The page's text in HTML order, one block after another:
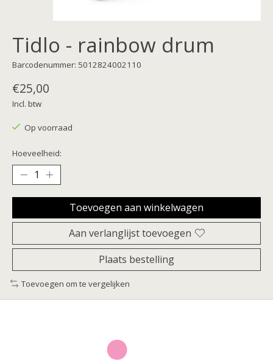
Tidlo - rainbow drum
Barcodenummer: 5012824002110
€25,00
Incl. btw
Op voorraad
Hoeveelheid:
Toevoegen aan winkelwagen
Aan verlanglijst toevoegen
Plaats bestelling
Toevoegen om te vergelijken